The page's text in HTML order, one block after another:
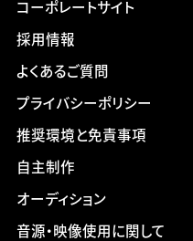
コーポレートサイト
採用情報
よくあるご質問
プライバシーポリシー
推奨環境と免責事項
自主制作
オーディション
音源・映像使用に関して